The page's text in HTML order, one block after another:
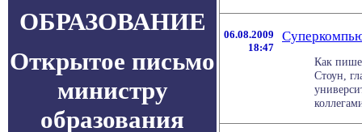
ОБРАЗОВАНИЕ
Открытое письмо
министру
образования
06.08.2009
18:47
Как
Стоун,